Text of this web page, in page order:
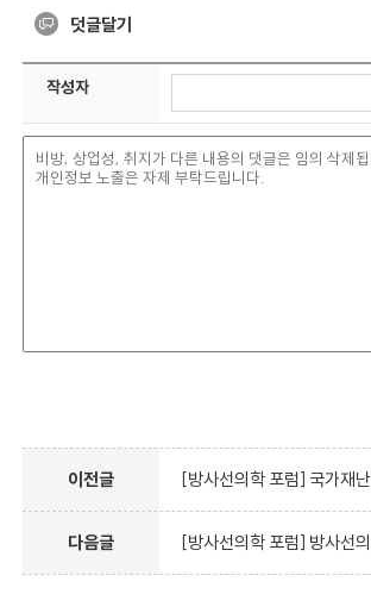
덧글달기
작성자
이전글 [방사선의학 포럼] 국가재
다음글 [방사선의학 포럼] 방사선